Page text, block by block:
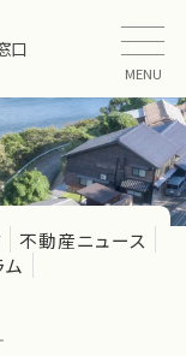
口
MENU
不動産ニュース
ム